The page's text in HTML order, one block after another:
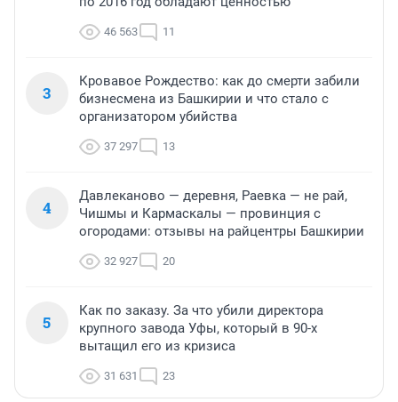
46 563 11
3
Кровавое Рождество: как до смерти забили
бизнесмена из Башкирии и что стало с
организатором убийства
37 297 13
4
Давлеканово — деревня, Раевка — не рай,
Чишмы и Кармаскалы — провинция с
огородами: отзывы на райцентры Башкирии
32 927 20
5
Как по заказу. За что убили директора
крупного завода Уфы, который в 90-х
вытащил его из кризиса
31 631 23